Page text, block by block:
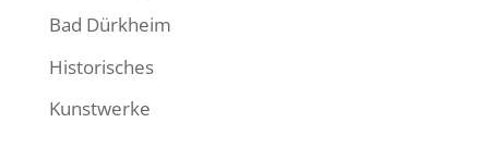
Bad Dürkheim
Historisches
Kunstwerke